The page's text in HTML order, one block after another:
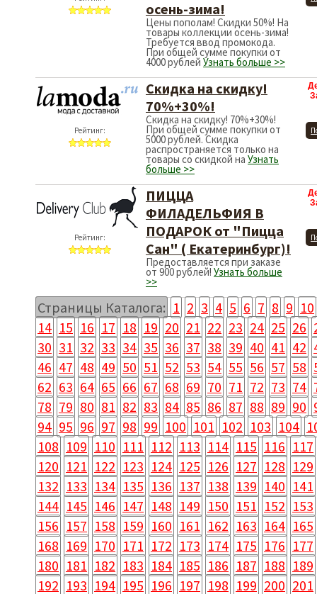
осень-зима!
Цены пополам! Скидки 50%! На
товары коллекции осень-зима!
Требуется ввод промокода.
При общей сумме покупки от
4000 рублей Узнать больше >>
Рейтинг:
Скидка на скидку!
70%+30%!
Скидка на скидку! 70%+30%!
При общей сумме покупки от
5000 рублей. Скидка
распространяется только на
товары со скидкой на Узнать
больше >>
Рейтинг:
ПИЦЦА
ФИЛАДЕЛЬФИЯ В
ПОДАРОК от "Пицца
Сан" ( Екатеринбург)!
Предоставляется при заказе
от 900 рублей! Узнать больше
>>
Страницы Каталога: 1 2 3 4 5 6 7 8 9 10
14 15 16 17 18 19 20 21 22 23 24 25 26
30 31 32 33 34 35 36 37 38 39 40 41 42
46 47 48 49 50 51 52 53 54 55 56 57 58
62 63 64 65 66 67 68 69 70 71 72 73 74
78 79 80 81 82 83 84 85 86 87 88 89 90
94 95 96 97 98 99 100 101 102 103 104
108 109 110 111 112 113 114 115 116 117
120 121 122 123 124 125 126 127 128 129
132 133 134 135 136 137 138 139 140 141
144 145 146 147 148 149 150 151 152 153
156 157 158 159 160 161 162 163 164 165
168 169 170 171 172 173 174 175 176 177
180 181 182 183 184 185 186 187 188 189
192 193 194 195 196 197 198 199 200 201